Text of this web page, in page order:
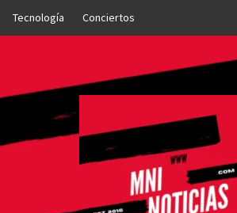
Tecnología Conciertos